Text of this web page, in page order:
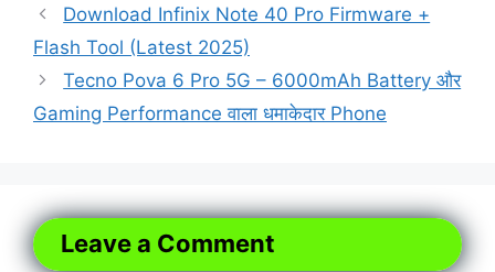
Download Infinix Note 40 Pro Firmware +
Flash Tool (Latest 2025)
Tecno Pova 6 Pro 5G – 6000mAh Battery और
Gaming Performance वाला धमाकेदार Phone
Leave a Comment